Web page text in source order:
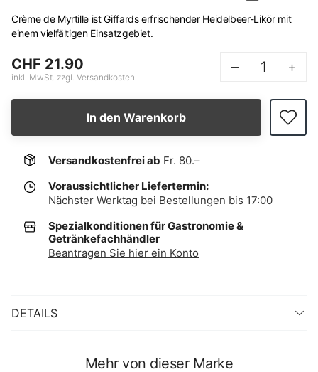
Crème de Myrtille ist Giffards erfrischender Heidelbeer-Likör mit
einem vielfältigen Einsatzgebiet.
CHF 21.90
inkl. MwSt. zzgl. Versandkosten
– +
In den Warenkorb
Versandkostenfrei ab Fr. 80.–
Voraussichtlicher Liefertermin:
Nächster Werktag bei Bestellungen bis 17:00
Spezialkonditionen für Gastronomie &
Getränkefachhändler
Beantragen Sie hier ein Konto
DETAILS
Mehr von dieser Marke